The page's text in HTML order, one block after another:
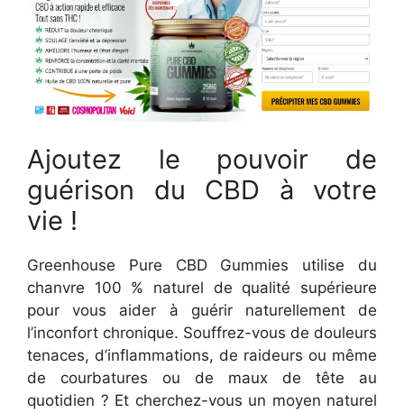
Ajoutez le pouvoir de
guérison du CBD à votre
vie !
Greenhouse Pure CBD Gummies utilise du
chanvre 100 % naturel de qualité supérieure
pour vous aider à guérir naturellement de
l’inconfort chronique. Souffrez-vous de douleurs
tenaces, d’inflammations, de raideurs ou même
de courbatures ou de maux de tête au
quotidien ? Et cherchez-vous un moyen naturel